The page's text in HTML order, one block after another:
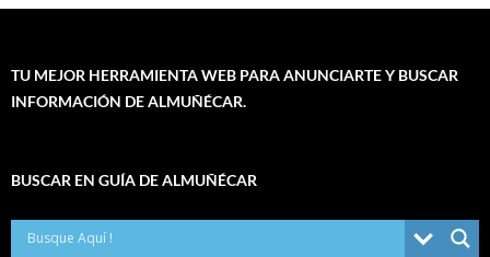
TU MEJOR HERRAMIENTA WEB PARA ANUNCIARTE Y BUSCAR
INFORMACIÓN DE ALMUÑÉCAR.
BUSCAR EN GUÍA DE ALMUÑÉCAR